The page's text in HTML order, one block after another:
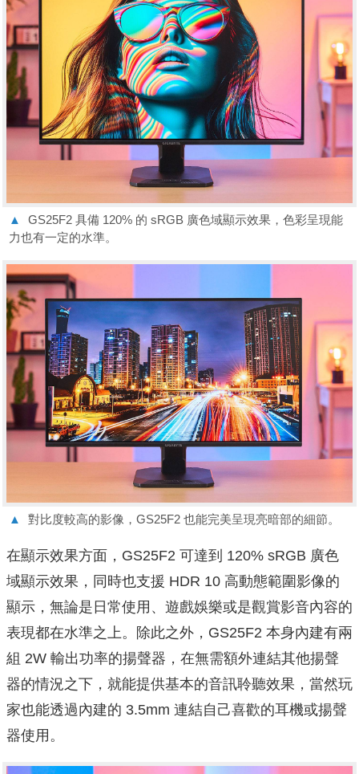
▲
GS25F2 具備 120% 的 sRGB 廣色域顯示效果，色彩呈現能
力也有一定的水準。
▲ 對比度較高的影像，GS25F2 也能完美呈現亮暗部的細節。
在顯示效果方面，GS25F2 可達到 120% sRGB 廣色
域顯示效果，同時也支援 HDR 10 高動態範圍影像的
顯示，無論是日常使用、遊戲娛樂或是觀賞影音內容的
表現都在水準之上。除此之外，GS25F2 本身內建有兩
組 2W 輸出功率的揚聲器，在無需額外連結其他揚聲
器的情況之下，就能提供基本的音訊聆聽效果，當然玩
家也能透過內建的 3.5mm 連結自己喜歡的耳機或揚聲
器使用。